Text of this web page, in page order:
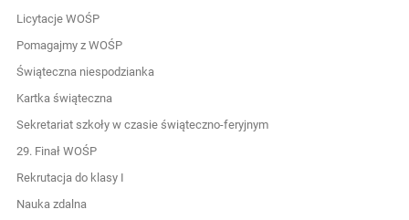
Licytacje WOŚP
Pomagajmy z WOŚP
Świąteczna niespodzianka
Kartka świąteczna
Sekretariat szkoły w czasie świąteczno-feryjnym
29. Finał WOŚP
Rekrutacja do klasy I
Nauka zdalna